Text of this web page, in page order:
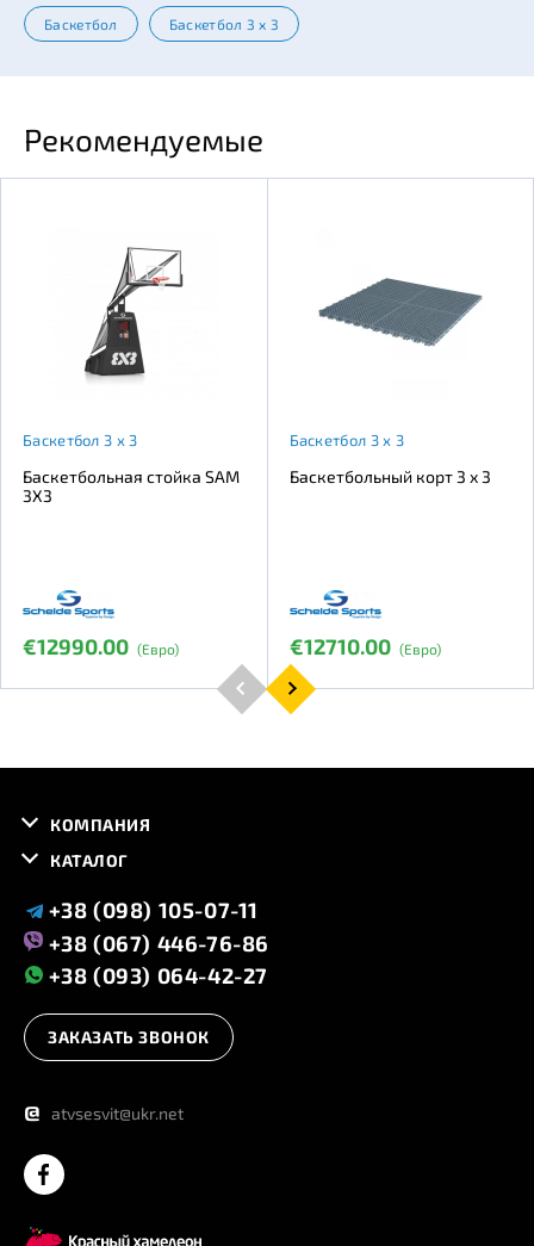
Баскетбол Баскетбол 3 х 3
Рекомендуемые
Баскетбол 3 х 3
Баскетбольная стойка SAM
3X3
€12990.00 (Евро)
Баскетбол 3 х 3
Баскетбольный корт 3 х 3
€12710.00 (Евро)
КОМПАНИЯ
КАТАЛОГ
+38 (098) 105-07-11
+38 (067) 446-76-86
+38 (093) 064-42-27
ЗАКАЗАТЬ ЗВОНОК
@ atvsesvit@ukr.net